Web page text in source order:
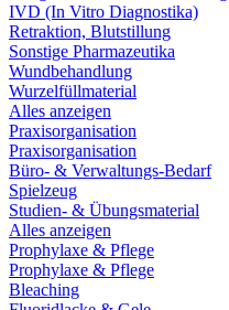
IVD (In Vitro Diagnostika)
Retraktion, Blutstillung
Sonstige Pharmazeutika
Wundbehandlung
Wurzelfüllmaterial
Alles anzeigen
Praxisorganisation
Praxisorganisation
Büro- & Verwaltungs-Bedarf
Spielzeug
Studien- & Übungsmaterial
Alles anzeigen
Prophylaxe & Pflege
Prophylaxe & Pflege
Bleaching